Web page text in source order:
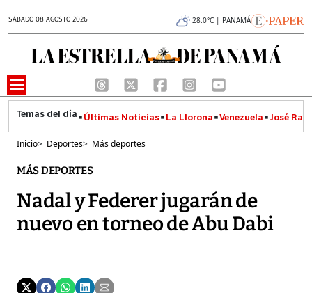
SÁBADO 08 AGOSTO 2026 28.0°C | PANAMÁ
Últimas Noticias La Llorona Venezuela José
Inicio> Deportes> Más deportes
MÁS DEPORTES
Nadal y Federer jugarán de
nuevo en torneo de Abu Dabi